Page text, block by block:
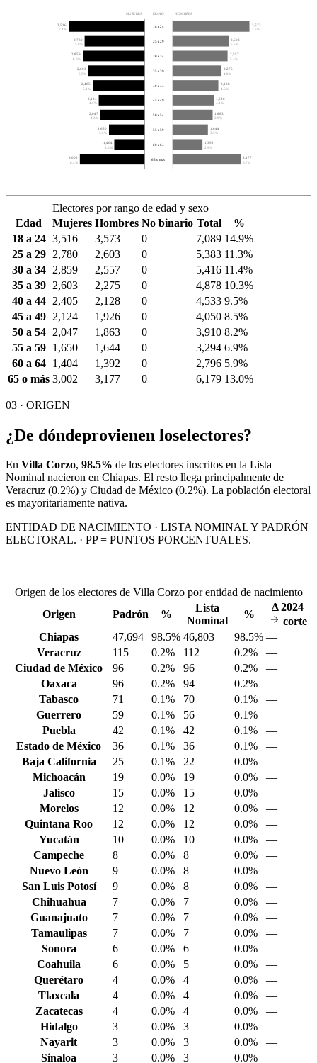
MUJERES EDAD HOMBRES
3,516
7.4%
3,573
7.5%
18 a 24
2,780
5.8%
2,603
5.5%
25 a 29
2,859
6.0%
2,557
5.4%
30 a 34
2,603
5.5%
2,275
4.8%
35 a 39
2,405
5.1%
2,128
4.5%
40 a 44
2,124
4.5%
1,926
4.1%
45 a 49
2,047
4.3%
1,863
3.9%
50 a 54
1,650
3.5%
1,644
3.5%
55 a 59
1,404
3.0%
1,392
2.9%
60 a 64
3,002
6.3%
3,177
6.7%
65 o más
Electores por rango de edad y sexo
Edad
Mujeres Hombres No binario Total
%
18 a 24 3,516 3,573 0 7,089 14.9%
25 a 29
2,780 2,603 0 5,383 11.3%
30 a 34
2,859 2,557 0 5,416 11.4%
35 a 39
2,603 2,275 0 4,878 10.3%
40 a 44
2,405 2,128 0 4,533 9.5%
45 a 49
2,124 1,926 0 4,050 8.5%
50 a 54
2,047 1,863 0 3,910 8.2%
55 a 59
1,650 1,644 0 3,294 6.9%
60 a 64
1,404 1,392 0 2,796 5.9%
65 o más 3,002 3,177 0 6,179 13.0%
03 · ORIGEN
¿De dóndeprovienen loselectores?
En Villa Corzo, 98.5% de los electores inscritos en la Lista
Nominal nacieron en Chiapas. El resto llega principalmente de
Veracruz (0.2%) y Ciudad de México (0.2%). La población electoral
es mayoritariamente nativa.
ENTIDAD DE NACIMIENTO · LISTA NOMINAL Y PADRÓN
ELECTORAL. · PP = PUNTOS PORCENTUALES.
Origen de los electores de Villa Corzo por entidad de nacimiento
Origen
Padrón %
Lista
Nominal
%
Δ2024
corte
Chiapas
47,694 98.5% 46,803 98.5% —
Veracruz
115 0.2% 112 0.2%
—
Ciudad de México
96 0.2% 96 0.2%
—
Oaxaca
96 0.2% 94 0.2%
—
Tabasco
71 0.1% 70 0.1%
—
Guerrero
59 0.1% 56 0.1%
—
Puebla
42 0.1% 42 0.1%
—
Estado de México
36 0.1% 36 0.1%
—
Baja California
25 0.1% 22 0.0%
—
Michoacán
19 0.0% 19 0.0%
—
Jalisco
15 0.0% 15 0.0%
—
Morelos
12 0.0% 12 0.0%
—
Quintana Roo
12 0.0% 12 0.0%
—
Yucatán
10 0.0% 10 0.0%
—
Campeche
8 0.0% 8 0.0%
—
Nuevo León
9 0.0% 8 0.0%
—
San Luis Potosí
9 0.0% 8 0.0%
—
Chihuahua
7 0.0% 7 0.0%
—
Guanajuato
7 0.0% 7 0.0%
—
Tamaulipas
7 0.0% 7 0.0%
—
Sonora
6 0.0% 6 0.0%
—
Coahuila
6 0.0% 5 0.0%
—
Querétaro
4 0.0% 4 0.0%
—
Tlaxcala
4 0.0% 4 0.0%
—
Zacatecas
4 0.0% 4 0.0%
—
Hidalgo
3 0.0% 3 0.0%
—
Nayarit
3 0.0% 3 0.0%
—
Sinaloa
3 0.0% 3 0.0% —